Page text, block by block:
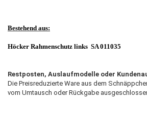
Bestehend aus:
Höcker Rahmenschutz links SA 011035
Restposten, Auslaufmodelle oder
Die Preisreduzierte Ware aus dem
vom Umtausch oder Rückgabe